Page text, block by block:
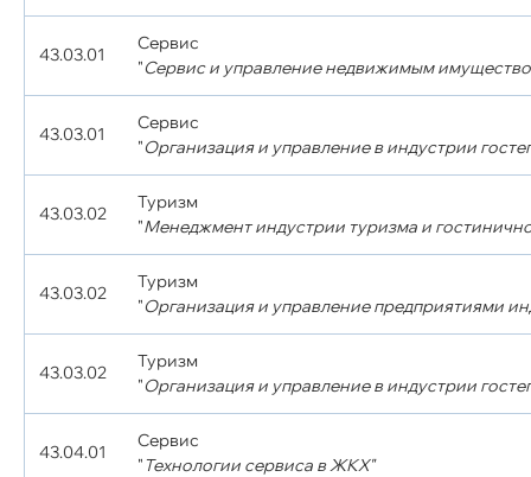
43.03.01
Сервис
"Сервис и управление недвижимым
43.03.01
Сервис
"Организация и управление в индустрии
43.03.02
Туризм
"Менеджмент индустрии туризма и
43.03.02
Туризм
"Организация и управление предприятиями
43.03.02
Туризм
"Организация и управление в индустрии
43.04.01
Сервис
"Технологии сервиса в ЖКХ"